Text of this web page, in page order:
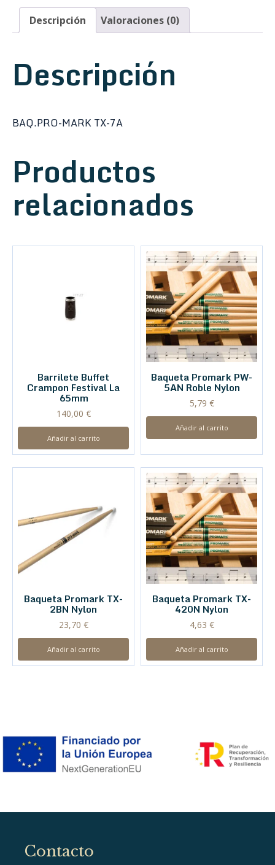
Descripción Valoraciones (0)
Descripción
BAQ.PRO-MARK TX-7A
Productos
relacionados
Barrilete Buffet
Crampon Festival La
65mm
140,00 €
Añadir al carrito
Baqueta Promark PW-
5AN Roble Nylon
5,79 €
Añadir al carrito
Baqueta Promark TX-
2BN Nylon
23,70 €
Añadir al carrito
Baqueta Promark TX-
420N Nylon
4,63 €
Añadir al carrito
Contacto